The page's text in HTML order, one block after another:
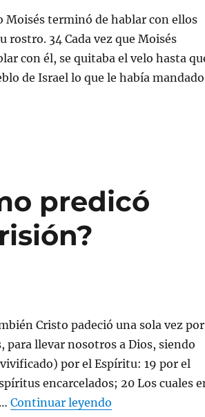
Moisés terminó de hablar con ellos
rostro. 34 Cada vez que Moisés
con él, se quitaba el velo hasta
de Israel lo que le había
de lo que sucedió
predicó
Cristo padeció una sola vez por
para llevar nosotros a Dios, siendo
por el Espíritu: 19 por el
encarcelados; 20 Los cuales
Continuar leyendo«Explica 1